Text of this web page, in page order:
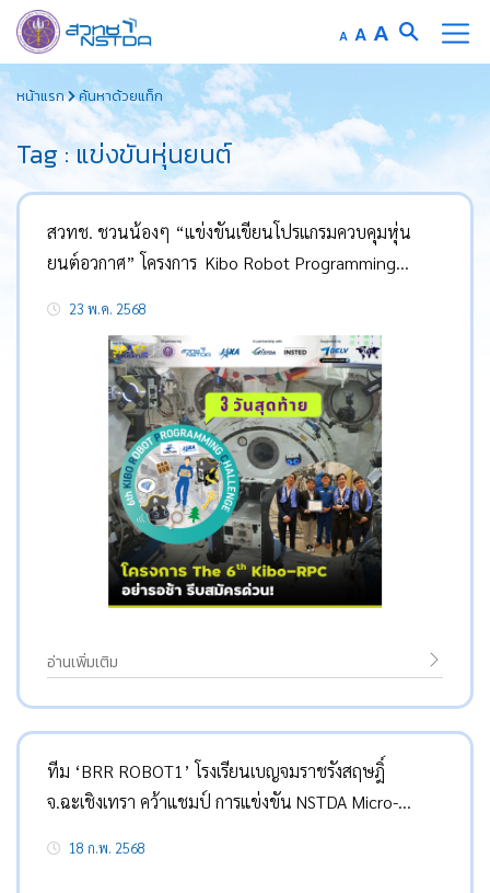
to
content
A Decrease
font
AReset
font
A Increase
font
หน้าแรก ค้นหาด้วยแท็ก
Tag : แข่งขันหุ่นยนต์
สวทช. ชวนน้องๆ “แข่งขันเขียนโปรแกรมควบคุมหุ่น
ยนต์อวกาศ” โครงการ Kibo Robot Programming
23 พ.ค. 2568
อ่านเพิ่มเติม
ทีม ‘BRR ROBOT1’ โรงเรียนเบญจมราชรังสฤษฎิ์
จ.ฉะเชิงเทรา คว้าแชมป์ การแข่งขัน NSTDA Micro-
18 ก.พ. 2568